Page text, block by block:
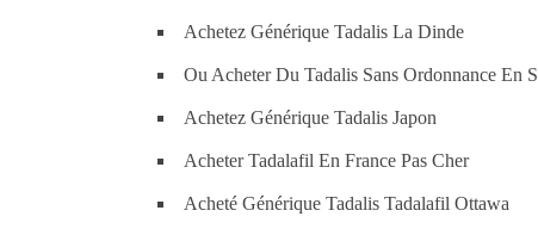
Achetez Générique Tadalis La Dinde
Ou Acheter Du Tadalis Sans Ordonnance En
Achetez Générique Tadalis Japon
Acheter Tadalafil En France Pas Cher
Acheté Générique Tadalis Tadalafil Ottawa